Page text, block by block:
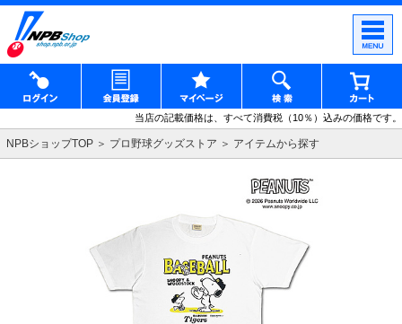
当店の記載価格は、すべて消費税（10％）込みの価格です。
NPBショップTOP プロ野球グッズストア アイテムから探す